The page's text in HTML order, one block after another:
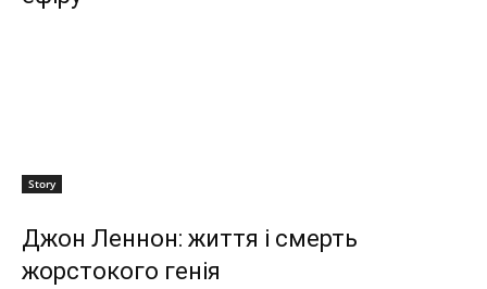
Story
Джон Леннон: життя і смерть
жорстокого генія